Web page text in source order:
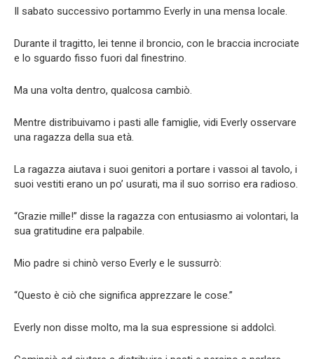
Il sabato successivo portammo Everly in una mensa locale.
Durante il tragitto, lei tenne il broncio, con le braccia incrociate
e lo sguardo fisso fuori dal finestrino.
Ma una volta dentro, qualcosa cambiò.
Mentre distribuivamo i pasti alle famiglie, vidi Everly osservare
una ragazza della sua età.
La ragazza aiutava i suoi genitori a portare i vassoi al tavolo, i
suoi vestiti erano un po’ usurati, ma il suo sorriso era radioso.
“Grazie mille!” disse la ragazza con entusiasmo ai volontari, la
sua gratitudine era palpabile.
Mio padre si chinò verso Everly e le sussurrò:
“Questo è ciò che significa apprezzare le cose.”
Everly non disse molto, ma la sua espressione si addolcì.